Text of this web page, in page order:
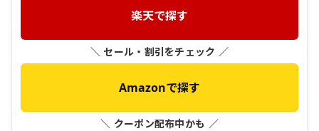
楽天で探す
＼ セール・割引をチェック ／
Amazonで探す
＼ クーポン配布中かも ／